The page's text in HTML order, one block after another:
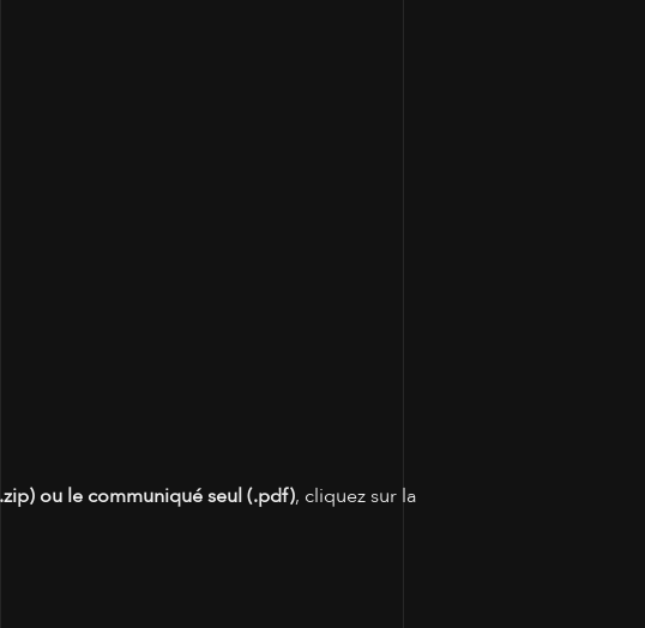
ou le communiqué seul (.pdf), cliquez sur la